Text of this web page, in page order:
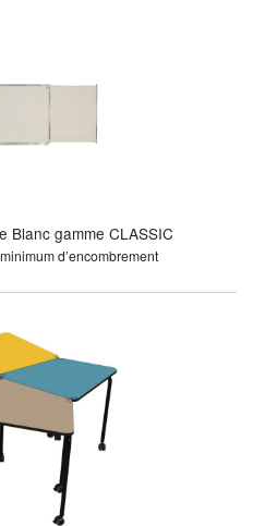
Blanc gamme CLASSIC
d’encombrement